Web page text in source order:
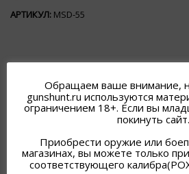
АРТИКУЛ: MSD-55
ПОХОЖИЕ
Обращаем ваше внимание,
gunshunt.ru используются
ограничением 18+. Если вы
покинуть сайт.
Приобрести оружие или
магазинах, вы можете только
соответствующего